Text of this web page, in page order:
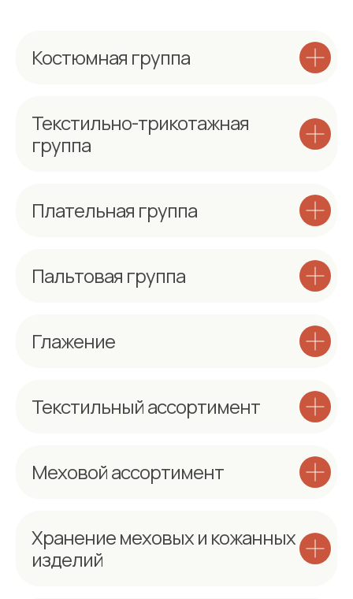
Костюмная группа
Текстильно-трикотажная
группа
Плательная группа
Пальтовая группа
Глажение
Текстильный ассортимент
Меховой ассортимент
Хранение меховых и кожанных
изделий